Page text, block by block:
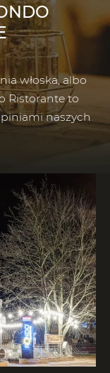
włoska, albo
Ristorante to
naszych